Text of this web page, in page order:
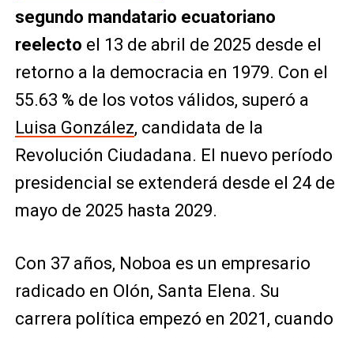
segundo mandatario ecuatoriano
reelecto el 13 de abril de 2025 desde el
retorno a la democracia en 1979. Con el
55.63 % de los votos válidos, superó a
Luisa González, candidata de la
Revolución Ciudadana. El nuevo período
presidencial se extenderá desde el 24 de
mayo de 2025 hasta 2029.
Con 37 años, Noboa es un empresario
radicado en Olón, Santa Elena. Su
carrera política empezó en 2021, cuando